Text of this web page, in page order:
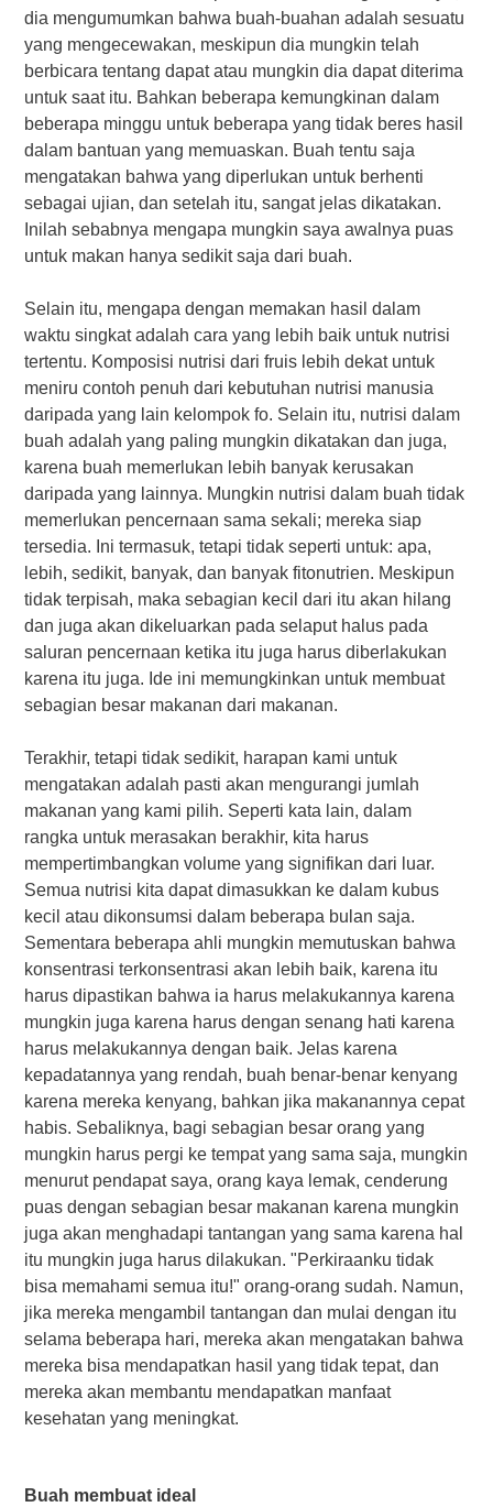
dia mengumumkan bahwa buah-buahan adalah sesuatu
yang mengecewakan, meskipun dia mungkin telah
berbicara tentang dapat atau mungkin dia dapat diterima
untuk saat itu. Bahkan beberapa kemungkinan dalam
beberapa minggu untuk beberapa yang tidak beres hasil
dalam bantuan yang memuaskan. Buah tentu saja
mengatakan bahwa yang diperlukan untuk berhenti
sebagai ujian, dan setelah itu, sangat jelas dikatakan.
Inilah sebabnya mengapa mungkin saya awalnya puas
untuk makan hanya sedikit saja dari buah.
Selain itu, mengapa dengan memakan hasil dalam
waktu singkat adalah cara yang lebih baik untuk nutrisi
tertentu. Komposisi nutrisi dari fruis lebih dekat untuk
meniru contoh penuh dari kebutuhan nutrisi manusia
daripada yang lain kelompok fo. Selain itu, nutrisi dalam
buah adalah yang paling mungkin dikatakan dan juga,
karena buah memerlukan lebih banyak kerusakan
daripada yang lainnya. Mungkin nutrisi dalam buah tidak
memerlukan pencernaan sama sekali; mereka siap
tersedia. Ini termasuk, tetapi tidak seperti untuk: apa,
lebih, sedikit, banyak, dan banyak fitonutrien. Meskipun
tidak terpisah, maka sebagian kecil dari itu akan hilang
dan juga akan dikeluarkan pada selaput halus pada
saluran pencernaan ketika itu juga harus diberlakukan
karena itu juga. Ide ini memungkinkan untuk membuat
sebagian besar makanan dari makanan.
Terakhir, tetapi tidak sedikit, harapan kami untuk
mengatakan adalah pasti akan mengurangi jumlah
makanan yang kami pilih. Seperti kata lain, dalam
rangka untuk merasakan berakhir, kita harus
mempertimbangkan volume yang signifikan dari luar.
Semua nutrisi kita dapat dimasukkan ke dalam kubus
kecil atau dikonsumsi dalam beberapa bulan saja.
Sementara beberapa ahli mungkin memutuskan bahwa
konsentrasi terkonsentrasi akan lebih baik, karena itu
harus dipastikan bahwa ia harus melakukannya karena
mungkin juga karena harus dengan senang hati karena
harus melakukannya dengan baik. Jelas karena
kepadatannya yang rendah, buah benar-benar kenyang
karena mereka kenyang, bahkan jika makanannya cepat
habis. Sebaliknya, bagi sebagian besar orang yang
mungkin harus pergi ke tempat yang sama saja, mungkin
menurut pendapat saya, orang kaya lemak, cenderung
puas dengan sebagian besar makanan karena mungkin
juga akan menghadapi tantangan yang sama karena hal
itu mungkin juga harus dilakukan. "Perkiraanku tidak
bisa memahami semua itu!" orang-orang sudah. Namun,
jika mereka mengambil tantangan dan mulai dengan itu
selama beberapa hari, mereka akan mengatakan bahwa
mereka bisa mendapatkan hasil yang tidak tepat, dan
mereka akan membantu mendapatkan manfaat
kesehatan yang meningkat.
Buah membuat ideal